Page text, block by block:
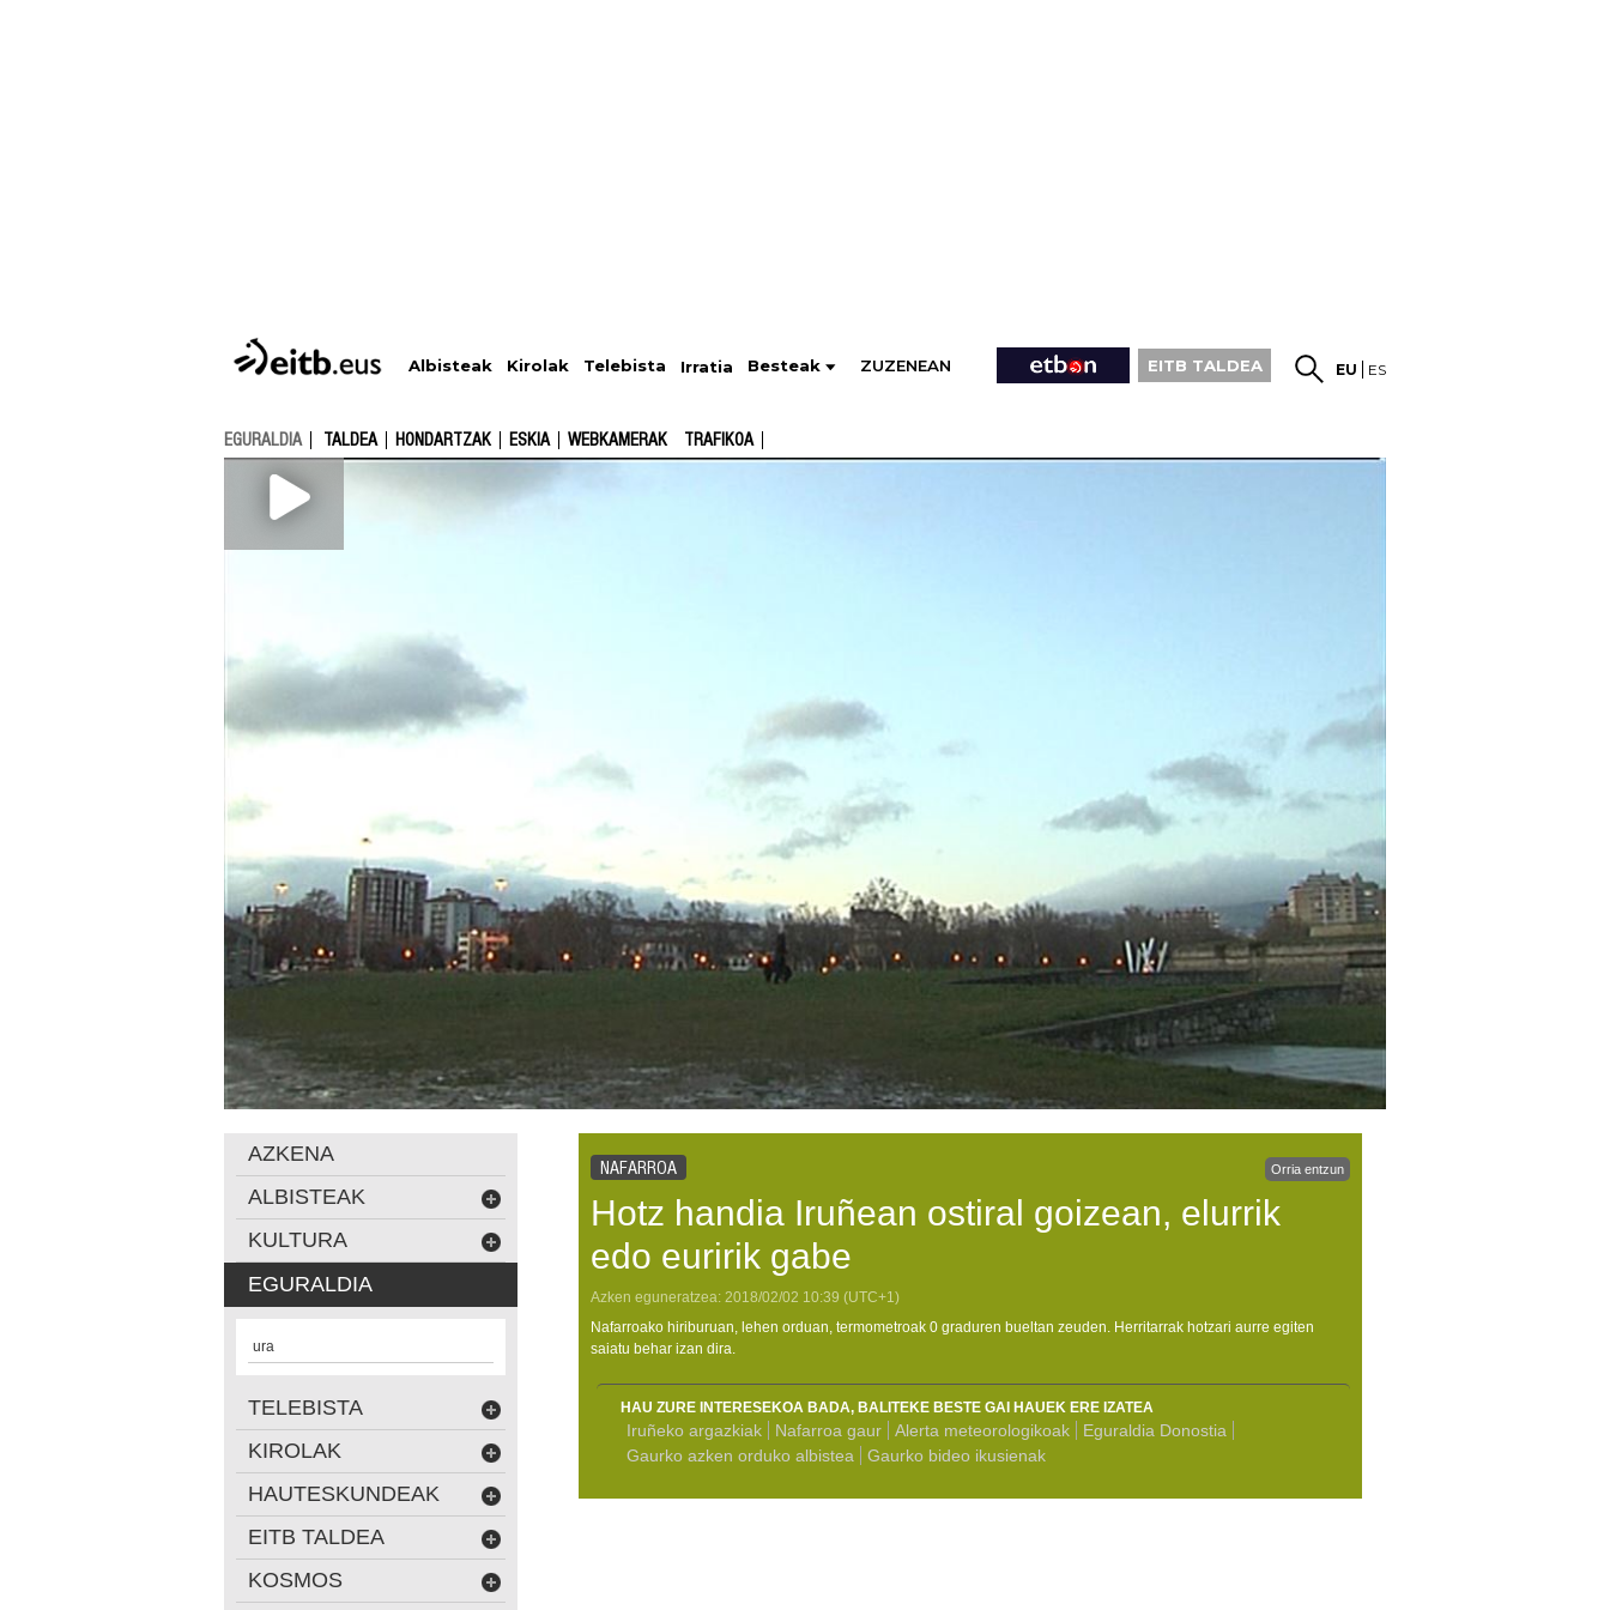
Albisteak Kirolak Telebista Irratia Besteak ZUZENEAN EITB TALDEA EU ES
EGURALDIA TALDEA HONDARTZAK ESKIA WEBKAMERAK TRAFIKOA
NAFARROA Orria entzun
Hotz handia Iruñean ostiral goizean, elurrik
edo euririk gabe
Azken eguneratzea: 2018/02/02 10:39 (UTC+1)
Nafarroako hiriburuan, lehen orduan, termometroak 0 graduren bueltan zeuden. Herritarrak hotzari aurre egiten
saiatu behar izan dira.
HAU ZURE INTERESEKOA BADA, BALITEKE BESTE GAI HAUEK ERE IZATEA
Iruñeko argazkiak Nafarroa gaur Alerta meteorologikoak
Eguraldia Donostia
Gaurko azken orduko albistea
Gaurko bideo ikusienak
AZKENA
ALBISTEAK
KULTURA
EGURALDIA
ura
TELEBISTA
KIROLAK
HAUTESKUNDEAK
EITB TALDEA
KOSMOS